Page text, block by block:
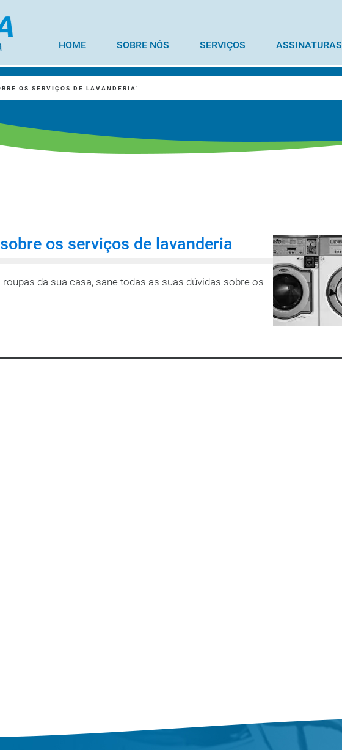
HOME SOBRE NÓS SERVIÇOS ASSINATURAS
OS SERVIÇOS DE LAVANDERIA"
os serviços de lavanderia
da sua casa, sane todas as suas dúvidas sobre os